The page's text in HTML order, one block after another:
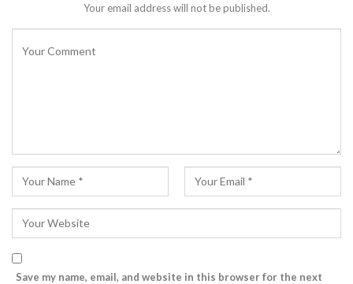
Your email address will not be published.
Save my name, email, and website in this browser for the next